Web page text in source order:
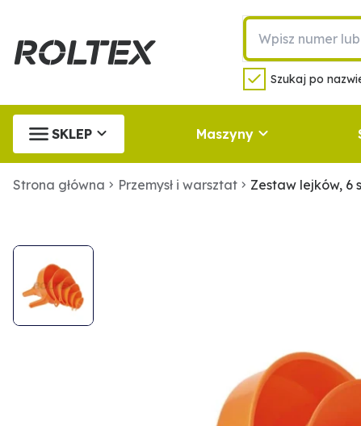
Szukaj po
SKLEP Maszyny
Strona główna Przemysł i warsztat Zestaw lejków, 6